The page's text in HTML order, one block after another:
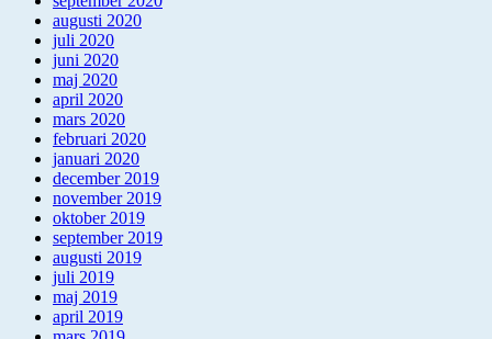
augusti 2020
juli 2020
juni 2020
maj 2020
april 2020
mars 2020
februari 2020
januari 2020
december 2019
november 2019
oktober 2019
september 2019
augusti 2019
juli 2019
maj 2019
april 2019